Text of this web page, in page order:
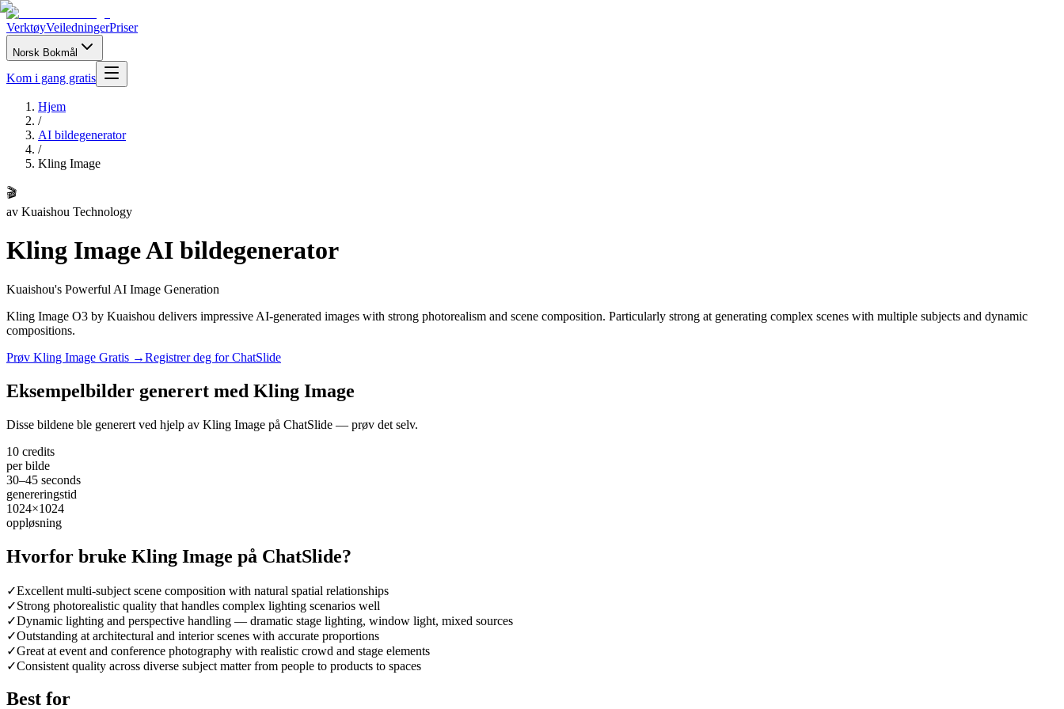
VerktøyVeiledningerPriser
Norsk Bokmål
Kom i gang gratis
Hjem
/
AI bildegenerator
/
Kling Image
🎬
av Kuaishou Technology
Kling ImageAI bildegenerator
Kuaishou's Powerful AI Image Generation
Kling Image O3 by Kuaishou delivers impressive AI-generated images with strong photorealism and scene composition. Particularly strong at generating complex scenes with multiple subjects and dynamic
compositions.
Prøv Kling Image Gratis →Registrer deg for ChatSlide
Eksempelbilder generert med Kling Image
Disse bildene ble generert ved hjelp av Kling Image på ChatSlide — prøv det selv.
10 credits
per bilde
30–45 seconds
genereringstid
1024×1024
oppløsning
Hvorfor bruke Kling Image på ChatSlide?
✓Excellent multi-subject scene composition with natural spatial relationships
✓Strong photorealistic quality that handles complex lighting scenarios well
✓Dynamic lighting and perspective handling — dramatic stage lighting, window light, mixed sources
✓Outstanding at architectural and interior scenes with accurate proportions
✓Great at event and conference photography with realistic crowd and stage elements
✓Consistent quality across diverse subject matter from people to products to spaces
Best for